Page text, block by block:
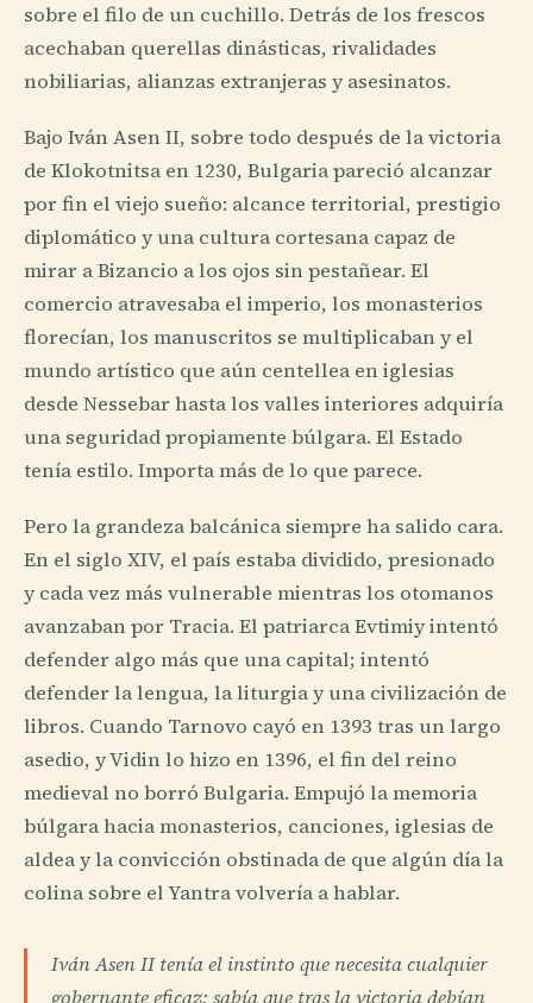
sobre el filo de un cuchillo. Detrás de los frescos
acechaban querellas dinásticas, rivalidades
nobiliarias, alianzas extranjeras y asesinatos.
Bajo Iván Asen II, sobre todo después de la victoria
de Klokotnitsa en 1230, Bulgaria pareció alcanzar
por fin el viejo sueño: alcance territorial, prestigio
diplomático y una cultura cortesana capaz de
mirar a Bizancio a los ojos sin pestañear. El
comercio atravesaba el imperio, los monasterios
florecían, los manuscritos se multiplicaban y el
mundo artístico que aún centellea en iglesias
desde Nessebar hasta los valles interiores adquiría
una seguridad propiamente búlgara. El Estado
tenía estilo. Importa más de lo que parece.
Pero la grandeza balcánica siempre ha salido cara.
En el siglo XIV, el país estaba dividido, presionado
y cada vez más vulnerable mientras los otomanos
avanzaban por Tracia. El patriarca Evtimiy intentó
defender algo más que una capital; intentó
defender la lengua, la liturgia y una civilización de
libros. Cuando Tarnovo cayó en 1393 tras un largo
asedio, y Vidin lo hizo en 1396, el fin del reino
medieval no borró Bulgaria. Empujó la memoria
búlgara hacia monasterios, canciones, iglesias de
aldea y la convicción obstinada de que algún día la
colina sobre el Yantra volvería a hablar.
Iván Asen II tenía el instinto que necesita cualquier